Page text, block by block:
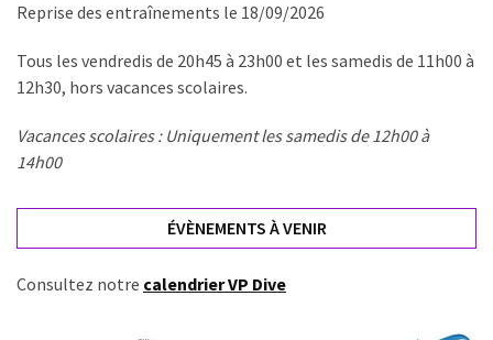
Reprise des entraînements le 18/09/2026
Tous les vendredis de 20h45 à 23h00 et les samedis de 11h00 à
12h30, hors vacances scolaires.
Vacances scolaires : Uniquement les samedis de 12h00 à
14h00
ÉVÈNEMENTS À VENIR
Consultez notre calendrier VP Dive